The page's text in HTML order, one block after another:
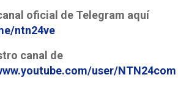
oficial de Telegram aquí
ntn24ve
canal de
user/NTN24com